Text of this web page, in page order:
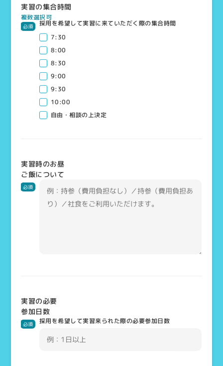
実習の集合時間
複数選択可
必須 採用を希望して実習に来ていただく際の集合時間
7:30
8:00
8:30
9:00
9:30
10:00
自由・相談の上決定
実習時のお昼
ご飯について
必須
実習の必要
参加日数
必須 採用を希望して実習来られた際の必要参加日数